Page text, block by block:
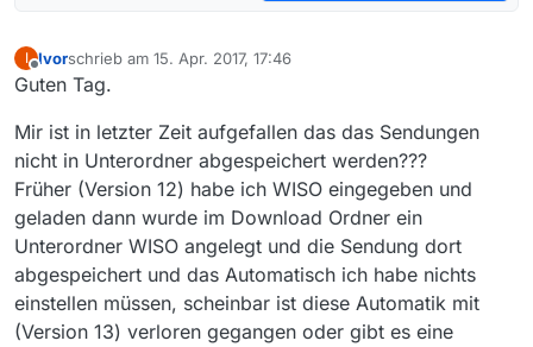
I
Offline
Ivorschrieb am 15. Apr. 2017, 17:46
zuletzt editiert von
Guten Tag.
Mir ist in letzter Zeit aufgefallen das das Sendungen
nicht in Unterordner abgespeichert werden???
Früher (Version 12) habe ich WISO eingegeben und
geladen dann wurde im Download Ordner ein
Unterordner WISO angelegt und die Sendung dort
abgespeichert und das Automatisch ich habe nichts
einstellen müssen, scheinbar ist diese Automatik mit
(Version 13) verloren gegangen oder gibt es eine